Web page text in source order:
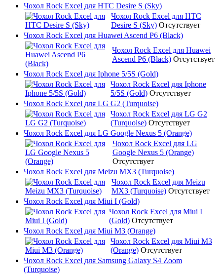
Чохол Rock Excel для HTC Desire S (Sky)
Чохол Rock Excel для HTC
Desire S (Sky) Отсутствует
Чохол Rock Excel для Huawei Ascend P6 (Black)
Чохол Rock Excel для Huawei
Ascend P6 (Black) Отсутствует
Чохол Rock Excel для Iphone 5/5S (Gold)
Чохол Rock Excel для Iphone
5/5S (Gold) Отсутствует
Чохол Rock Excel для LG G2 (Turquoise)
Чохол Rock Excel для LG G2
(Turquoise) Отсутствует
Чохол Rock Excel для LG Google Nexus 5 (Orange)
Чохол Rock Excel для LG
Google Nexus 5 (Orange)
Отсутствует
Чохол Rock Excel для Meizu MX3 (Turquoise)
Чохол Rock Excel для Meizu
MX3 (Turquoise) Отсутствует
Чохол Rock Excel для Miui I (Gold)
Чохол Rock Excel для Miui I
(Gold) Отсутствует
Чохол Rock Excel для Miui M3 (Orange)
Чохол Rock Excel для Miui M3
(Orange) Отсутствует
Чохол Rock Excel для Samsung Galaxy S4 Zoom
(Turquoise)